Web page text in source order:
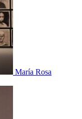
María Rosa